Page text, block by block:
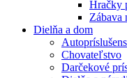
Hračky
Zábava
Dielňa a dom
Chovateľstvo
Darčekové